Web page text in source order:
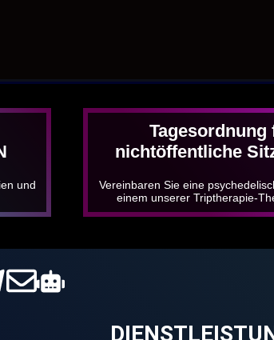
und
Tagesordnung
nichtöffentliche
Vereinbaren Sie eine
einem unserer Triptherapie-